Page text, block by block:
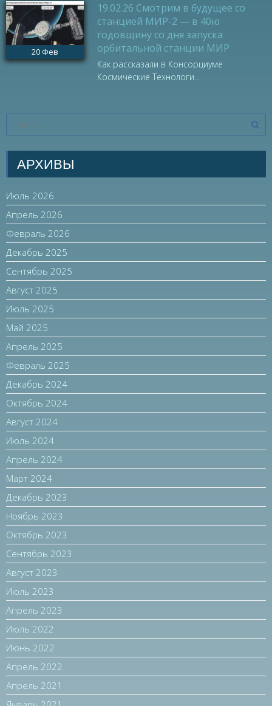
20 Фев
19.02.26 Смотрим в будущее со
станцией МИР-2 — в 40ю
годовщину со дня запуска
орбитальной станции МИР
Как рассказали в Консорциуме
Космические Технологи...
АРХИВЫ
Июль 2026
Апрель 2026
Февраль 2026
Декабрь 2025
Сентябрь 2025
Август 2025
Июль 2025
Май 2025
Апрель 2025
Февраль 2025
Декабрь 2024
Октябрь 2024
Август 2024
Июль 2024
Апрель 2024
Март 2024
Декабрь 2023
Ноябрь 2023
Октябрь 2023
Сентябрь 2023
Август 2023
Июль 2023
Апрель 2023
Июль 2022
Июнь 2022
Апрель 2022
Апрель 2021